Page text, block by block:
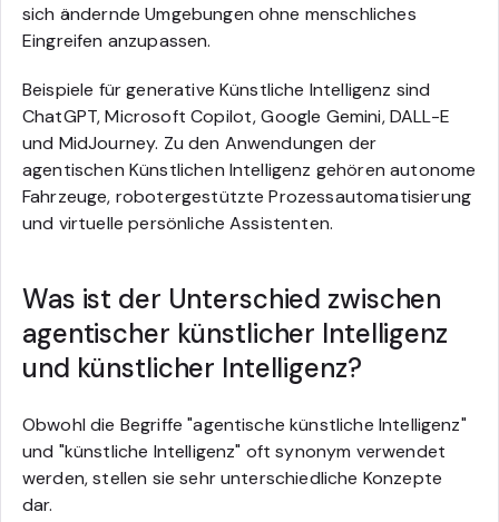
sich ändernde Umgebungen ohne menschliches
Eingreifen anzupassen.
Beispiele für generative Künstliche Intelligenz sind
ChatGPT, Microsoft Copilot, Google Gemini, DALL-E
und MidJourney. Zu den Anwendungen der
agentischen Künstlichen Intelligenz gehören autonome
Fahrzeuge, robotergestützte Prozessautomatisierung
und virtuelle persönliche Assistenten.
Was ist der Unterschied zwischen
agentischer künstlicher Intelligenz
und künstlicher Intelligenz?
Obwohl die Begriffe "agentische künstliche Intelligenz"
und "künstliche Intelligenz" oft synonym verwendet
werden, stellen sie sehr unterschiedliche Konzepte
dar.